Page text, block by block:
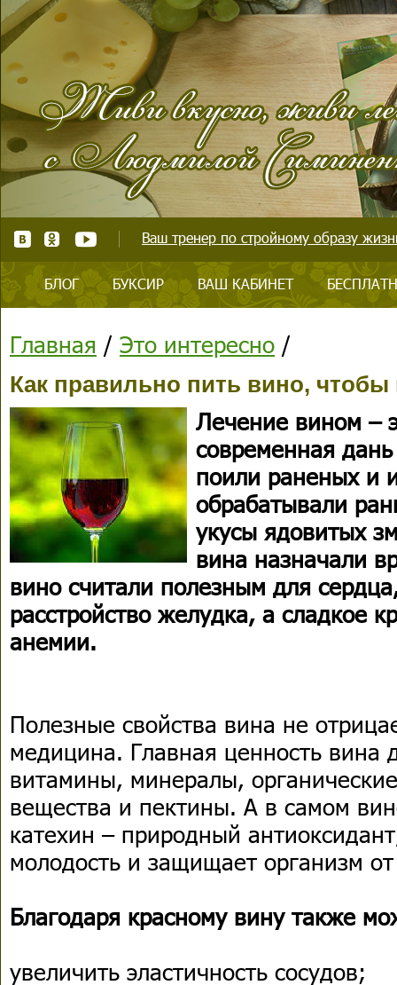
Ваш тренер по стройному образу
БЛОГ БУКСИР ВАШ КАБИНЕТ
Главная / Это интересно /
Как правильно пить вино,
Лечение вином –
современная
поили раненых и
обрабатывали
укусы ядовитых
вина назначали
вино считали полезным для
расстройство желудка, а сладкое
анемии.
Полезные свойства вина не
медицина. Главная ценность вина
витамины, минералы,
вещества и пектины. А в самом
катехин – природный
молодость и защищает организм
Благодаря красному вину также
увеличить эластичность сосудов;